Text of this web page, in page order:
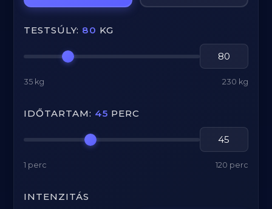
TESTSÚLY: 80 KG
35 kg 230 kg
IDŐTARTAM: 45 PERC
1 perc 120 perc
INTENZITÁS